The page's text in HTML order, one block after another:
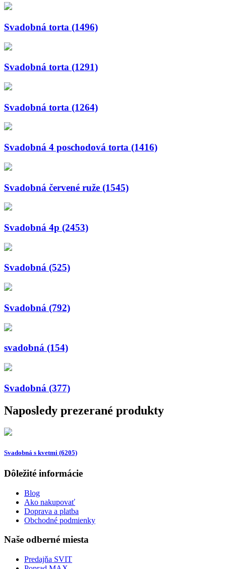
Svadobná torta (1496)
Svadobná torta (1291)
Svadobná torta (1264)
Svadobná 4 poschodová torta (1416)
Svadobná červené ruže (1545)
Svadobná 4p (2453)
Svadobná (525)
Svadobná (792)
svadobná (154)
Svadobná (377)
Naposledy prezerané produkty
Svadobná s kvetmi (6205)
Dôležité informácie
Blog
Ako nakupovať
Doprava a platba
Obchodné podmienky
Naše odberné miesta
Predajňa SVIT